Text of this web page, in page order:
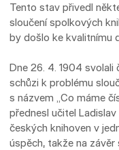
Tento stav přivedl
sloučení spolkových
by došlo ke kvalitnímu
Dne 26. 4. 1904 svolali
schůzi k problému
s názvem „Co máme
přednesl učitel
českých knihoven v
úspěch, takže na